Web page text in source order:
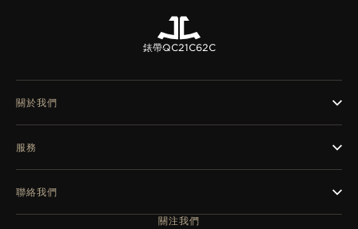
錶帶QC21C62C
關注我們
關於我們
服務
聯絡我們